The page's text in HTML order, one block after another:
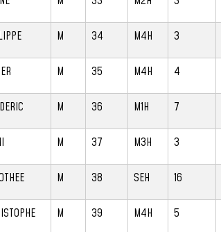
M 34 M4H 3
M 35 M4H 4
M 36 M1H 7
M 37 M3H 3
M 38 SEH 16
M 39 M4H 5